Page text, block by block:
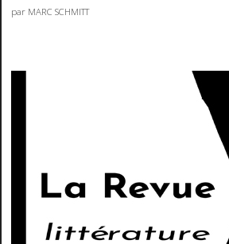
par MARC SCHMITT